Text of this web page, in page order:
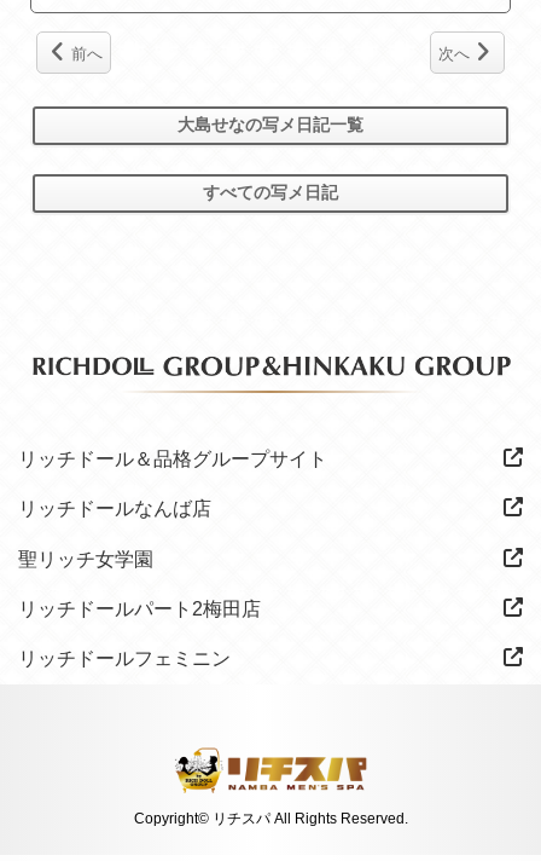
前へ 次へ
大島せなの写メ日記一覧
すべての写メ日記
リッチドール＆品格グループサイト
リッチドールなんば店
聖リッチ女学園
リッチドールパート2梅田店
リッチドールフェミニン
Copyright© リチスパ All Rights Reserved.